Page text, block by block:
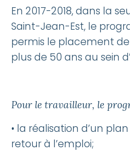
En 2017-2018, dans la
Saint-Jean-Est, le
permis le placement de
plus de 50 ans au sein
Pour le travailleur, le
• la réalisation d’un
retour à l’emploi;